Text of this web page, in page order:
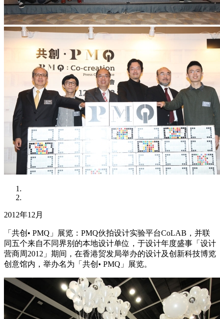
2012年12月
「共创• PMQ」展览：PMQ伙拍设计实验平台CoLAB，并联
同五个来自不同界别的本地设计单位，于设计年度盛事「设计
营商周2012」期间，在香港贸发局举办的设计及创新科技博览
创意馆内，举办名为「共创• PMQ」展览。